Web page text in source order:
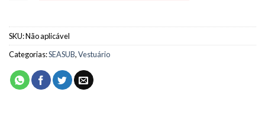
SKU:Não aplicável
Categorias:SEASUB,Vestuário